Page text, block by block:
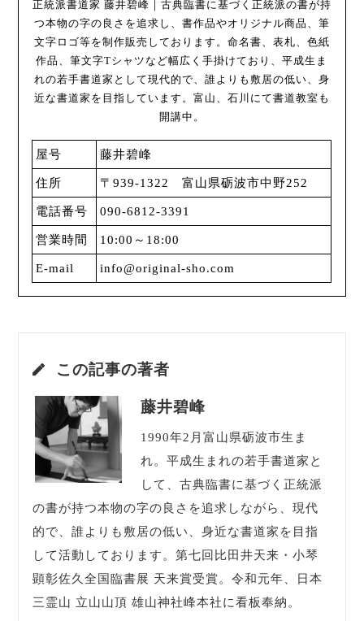
正統派書道家 藤井碧峰｜古典臨書に基づく正統派の書が持
つ本物の字の良さを追求し、書作品やオリジナル商品、筆
文字ロゴ等を制作販売しております。命名書、表札、色紙
作品、筆文字Tシャツなど幅広く手掛けており、平成生ま
れの若手書道家として現代的で、誰よりも敷居の低い、身
近な書道家を目指しています。富山、石川にて書道教室も
開講中。
屋号 藤井碧峰
住所 〒939-1322 富山県砺波市中野252
電話番号 090-6812-3391
営業時間 10:00～18:00
E-mail info@original-sho.com
この記事の著者
藤井碧峰
1990年2月富山県砺波市生ま
れ。平成生まれの若手書道家と
して、古典臨書に基づく正統派
の書が持つ本物の字の良さを追求しながら、現代
的で、誰よりも敷居の低い、身近な書道家を目指
して活動しております。第七回比田井天来・小琴
顕彰佐久全国臨書展 天来賞受賞。令和元年、日本
三霊山 立山山頂 雄山神社峰本社に看板奉納。